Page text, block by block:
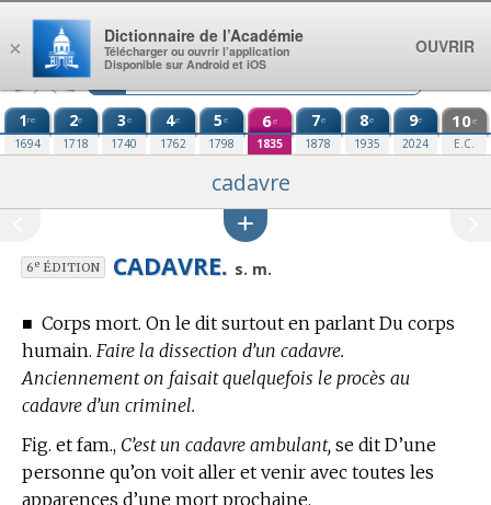
Aller au contenu
1re
1694
2e
1718
3e
1740
4e
1762
5e
1798
6e
1835
7e
1878
8e
1935
9e
2024
10e
E.C.
cadavre
6eÉDITION CADAVRE. s. m.
■ Corps mort. On le dit surtout en parlant Du corps
humain. Faire la dissection d’un cadavre.
Anciennement on faisait quelquefois le procès au
cadavre d’un criminel.
Fig. et fam., C’est un cadavre ambulant, se dit D’une
personne qu’on voit aller et venir avec toutes les
apparences d’une mort prochaine.
×
Dictionnaire de l’Académie
Télécharger ou ouvrir l’application
Disponible sur Android et iOS
OUVRIR